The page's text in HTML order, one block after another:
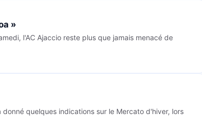
»
l'AC Ajaccio reste plus que jamais menacé de
quelques indications sur le Mercato d'hiver, lors